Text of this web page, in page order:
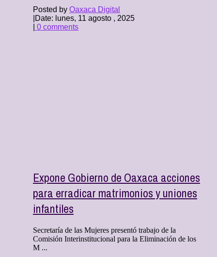
Posted by Oaxaca Digital
Date: lunes, 11 agosto , 2025
0 comments
Expone Gobierno de Oaxaca acciones
para erradicar matrimonios y uniones
infantiles
Secretaría de las Mujeres presentó trabajo de la
Comisión Interinstitucional para la Eliminación de los
M ...